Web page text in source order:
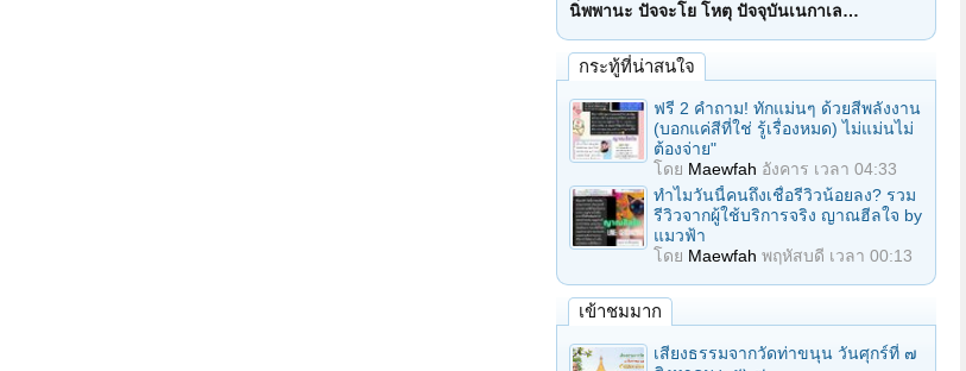
นิพพานะ ปัจจะโย โหตุ ปัจจุบันเนกาเล…
กระทู้ที่น่าสนใจ
ฟรี 2 คำถาม! ทักแม่นๆ ด้วยสีพลังงาน
(บอกแค่สีที่ใช่ รู้เรื่องหมด) ไม่แม่นไม่
ต้องจ่าย"
โดย Maewfah อังคาร เวลา 04:33
ทำไมวันนี้คนถึงเชื่อรีวิวน้อยลง? รวม
รีวิวจากผู้ใช้บริการจริง ญาณฮีลใจ by
แมวฟ้า
โดย Maewfah พฤหัสบดี เวลา 00:13
เข้าชมมาก
เสียงธรรมจากวัดท่าขนุน วันศุกร์ที่ ๗